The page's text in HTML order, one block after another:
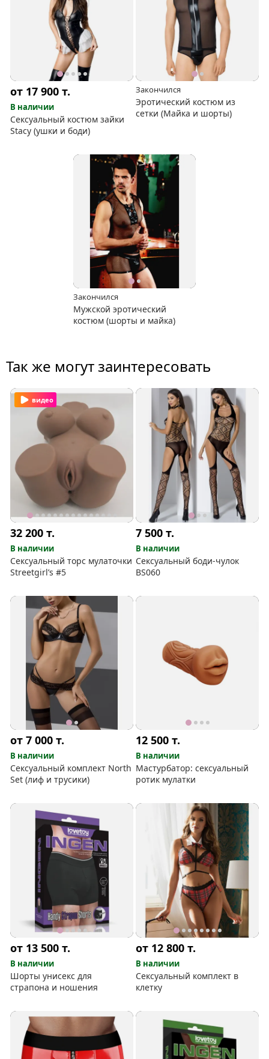
от 17 900т.
В наличии
Сексуальный костюм зайки
Stacy (ушки и боди)
Закончился
Эротический костюм из
сетки (Майка и шорты)
Закончился
Мужской эротический
костюм (шорты и майка)
Так же могут заинтересовать
видео
32 200т.
В наличии
Сексуальный торс мулаточки
Streetgirl’s #5
7 500т.
В наличии
Сексуальный боди-чулок
BS060
от 7 000т.
В наличии
Сексуальный комплект North
Set (лиф и трусики)
12 500т.
В наличии
Мастурбатор: сексуальный
ротик мулатки
от 13 500т.
В наличии
Шорты унисекс для
страпона и ношения
от 12 800т.
В наличии
Сексуальный комплект в
клетку